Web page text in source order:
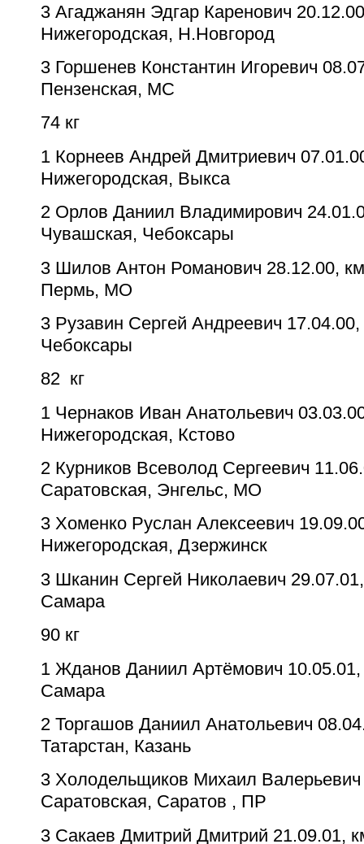
3 Агаджанян Эдгар Каренович
Нижегородская, Н.Новгород
3 Горшенев Константин Игоревич
Пензенская, МС
74 кг
1 Корнеев Андрей Дмитриевич
Нижегородская, Выкса
2 Орлов Даниил Владимирович
Чувашская, Чебоксары
3 Шилов Антон Романович 28.12.00,
Пермь, МО
3 Рузавин Сергей Андреевич
Чебоксары
82 кг
1 Чернаков Иван Анатольевич
Нижегородская, Кстово
2 Курников Всеволод Сергеевич
Саратовская, Энгельс, МО
3 Хоменко Руслан Алексеевич
Нижегородская, Дзержинск
3 Шканин Сергей Николаевич
Самара
90 кг
1 Жданов Даниил Артёмович
Самара
2 Торгашов Даниил Анатольевич
Татарстан, Казань
3 Холодельщиков Михаил Валерьевич
Саратовская, Саратов , ПР
3 Сакаев Дмитрий Дмитрий 21.09.01,